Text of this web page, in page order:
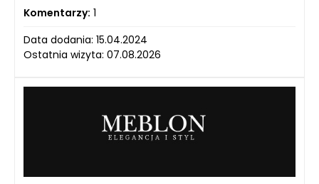
Komentarzy: 1
Data dodania: 15.04.2024
Ostatnia wizyta: 07.08.2026